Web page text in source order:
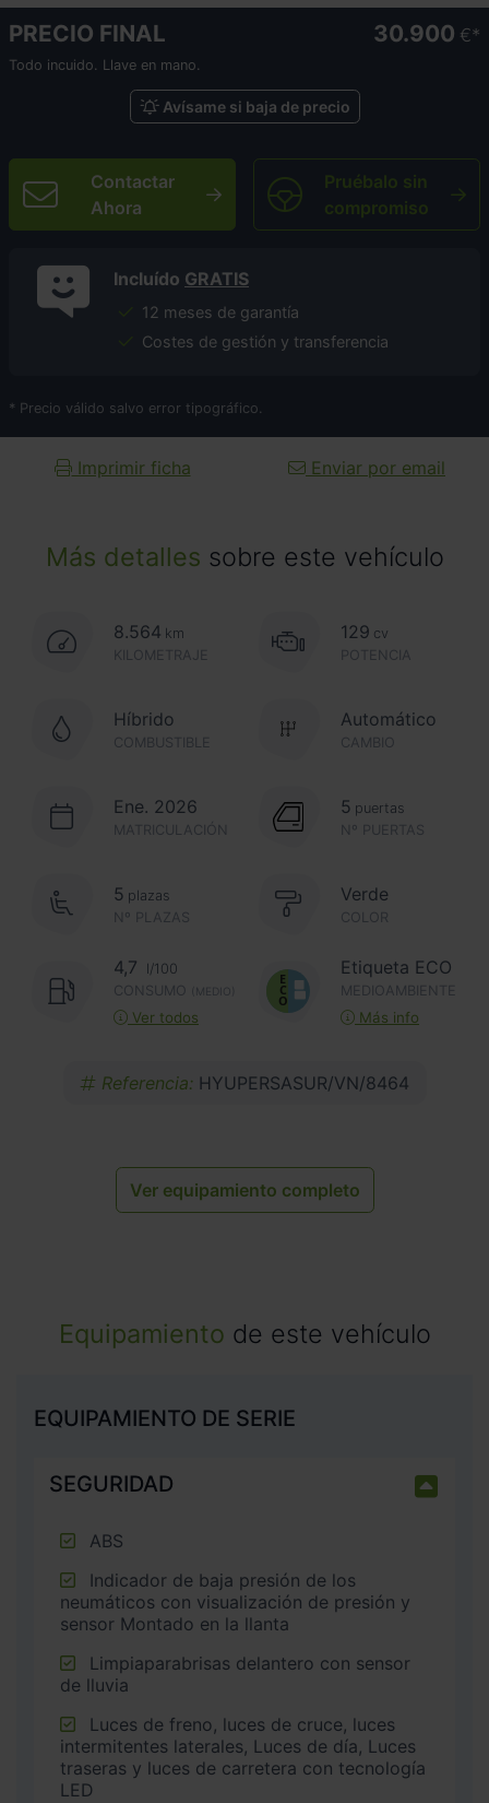
Más detalles sobre este vehículo
8.564 km
KILOMETRAJE
129 cv
POTENCIA
Híbrido
COMBUSTIBLE CAMBIO
Automático
Ene. 2026
MATRICULACIÓN Nº PUERTAS
5 puertas
Nº PLAZAS
5 plazas Verde
COLOR
4,7
l/100
CONSUMO
(MEDIO)
Ver todos
Etiqueta ECO
MEDIOAMBIENTE
Más info
Referencia: HYUPERSASUR/VN/8464
Ver equipamiento completo
PRECIO FINAL 30.900 €
Todo incuido. Llave en mano.
Avísame si baja de precio
Contactar
Ahora
Pruébalo sin
compromiso
Incluído GRATIS
12 meses de garantía
Costes de gestión y transferencia
* Precio válido salvo error tipográfico.
Imprimir ficha Enviar por email
Equipamiento de este vehículo
EQUIPAMIENTO DE SERIE
SEGURIDAD
ABS
neumáticos con visualización de presión y
sensor Montado en la llanta
de lluvia
intermitentes laterales, Luces de día, Luces
traseras y luces de carretera con tecnología
LED